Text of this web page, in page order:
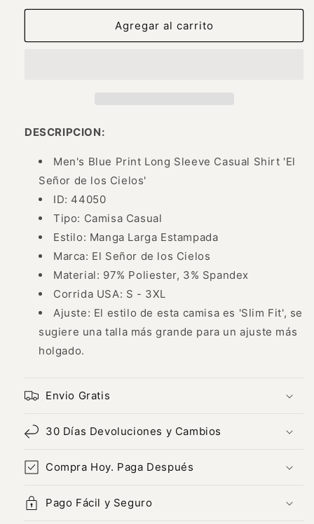
para
Casual
Hombre
Señor
los
Cielos&#39;
-
ID:
para
Camisa
Casual
Señor
los
-
ID:
44050
Agregar al carrito
DESCRIPCION:
Men's Blue Print Long Sleeve Casual Shirt 'El
Señor de los Cielos'
ID: 44050
Tipo: Camisa Casual
Estilo: Manga Larga Estampada
Marca: El Señor de los Cielos
Material: 97% Poliester, 3% Spandex
Corrida USA: S - 3XL
Ajuste: El estilo de esta camisa es 'Slim Fit', se
sugiere una talla más grande para un ajuste más
holgado.
Envio Gratis
30 Días Devoluciones y Cambios
Compra Hoy. Paga Después
Pago Fácil y Seguro